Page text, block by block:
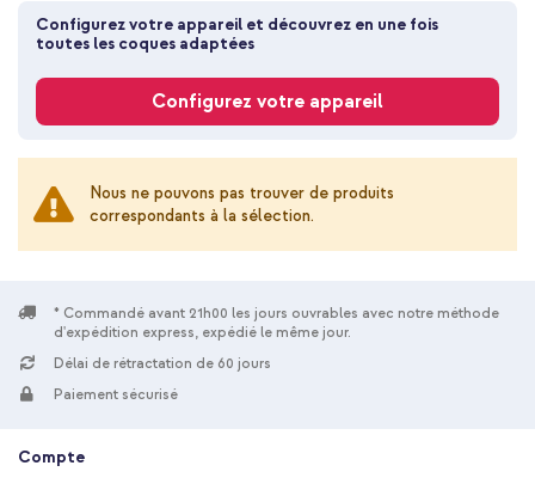
Configurez votre appareil et découvrez en une fois
toutes les coques adaptées
Configurez votre appareil
Nous ne pouvons pas trouver de produits
correspondants à la sélection.
* Commandé avant 21h00 les jours ouvrables avec notre méthode
d'expédition express, expédié le même jour.
Délai de rétractation de 60 jours
Paiement sécurisé
Compte